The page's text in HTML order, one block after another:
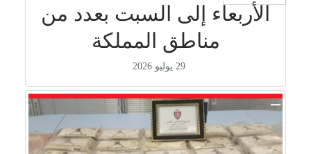
الأربعاء إلى السبت بعدد من
مناطق المملكة
29 يوليو 2026